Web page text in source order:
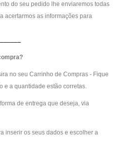
do seu pedido lhe enviaremos todas
acertarmos as informações para
no seu Carrinho de Compras - Fique
e a quantidade estão corretas.
de entrega que deseja, via
inserir os seus dados e escolher a